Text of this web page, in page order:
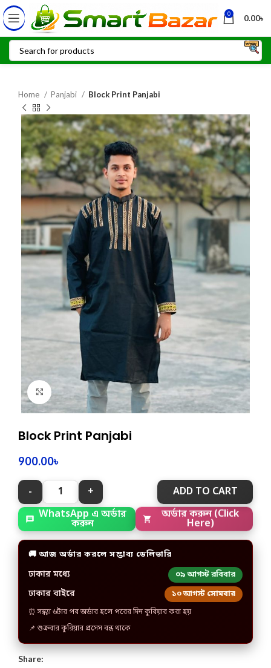
0 0.00৳
Home Panjabi Block Print Panjabi
Click to enlarge
Block Print Panjabi
900.00৳
ADD TO CART
WhatsApp এ অর্ডার
করুন
অর্ডার করুন (Click
Here)
🚚 আজ অর্ডার করলে সম্ভাব্য ডেলিভারি
ঢাকার মধ্যে ০৯ আগস্ট রবিবার
ঢাকার বাইরে ১০ আগস্ট সোমবার
⏰ সন্ধ্যা ৬টার পর অর্ডার হলে পরের দিন কুরিয়ার করা হয়
📌 শুক্রবার কুরিয়ার প্রসেস বন্ধ থাকে
Share: